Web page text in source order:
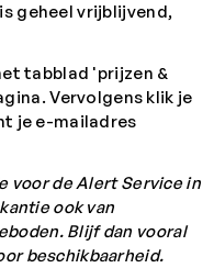
geheel vrijblijvend,
tabblad 'prijzen &
Vervolgens klik je
je e-mailadres
voor de Alert Service in
ook van
Blijf dan vooral
beschikbaarheid.